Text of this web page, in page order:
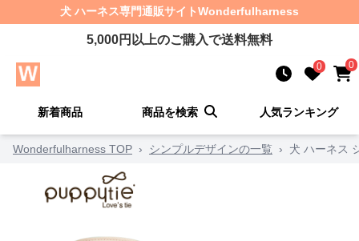
犬 ハーネス専門通販サイトWonderfulharness
5,000円以上のご購入で送料無料
0 0
新着商品 商品を検索 人気ランキング
Wonderfulharness TOP › シンプルデザインの一覧 › 犬 ハーネス